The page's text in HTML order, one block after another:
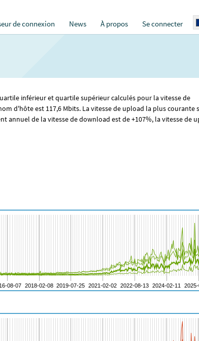
de connexion News À propos Se connecter
inférieur et quartile supérieur calculés pour la vitesse de
d'hôte est 117,6 Mbits. La vitesse de upload la plus courante
annuel de la vitesse de download est de +107%, la vitesse de